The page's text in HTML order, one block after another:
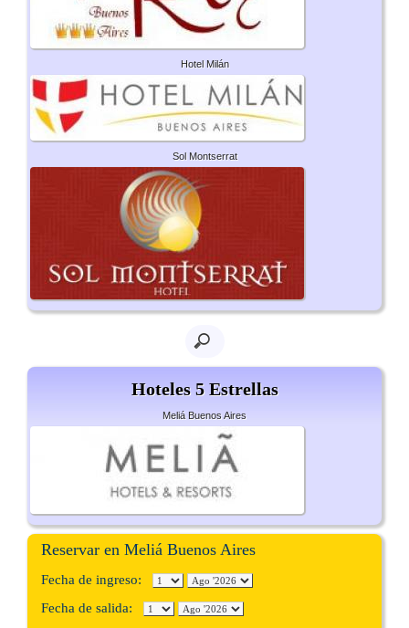
Hotel Milán
Sol Montserrat
Hoteles 5 Estrellas
Meliá Buenos Aires
Reservar en Meliá Buenos Aires
Fecha de ingreso:
Fecha de salida: